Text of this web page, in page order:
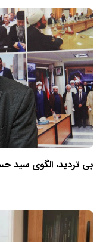
بی تردید، الگوی سید